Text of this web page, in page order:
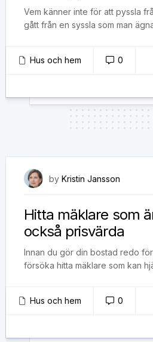
Vem känner inte för att pyssla
gått från en syssla som man
Hus och hem 0
by Kristin Jansson
Hitta mäklare som
också prisvärda
Innan du gör din bostad redo
försöka hitta mäklare som kan
Hus och hem 0